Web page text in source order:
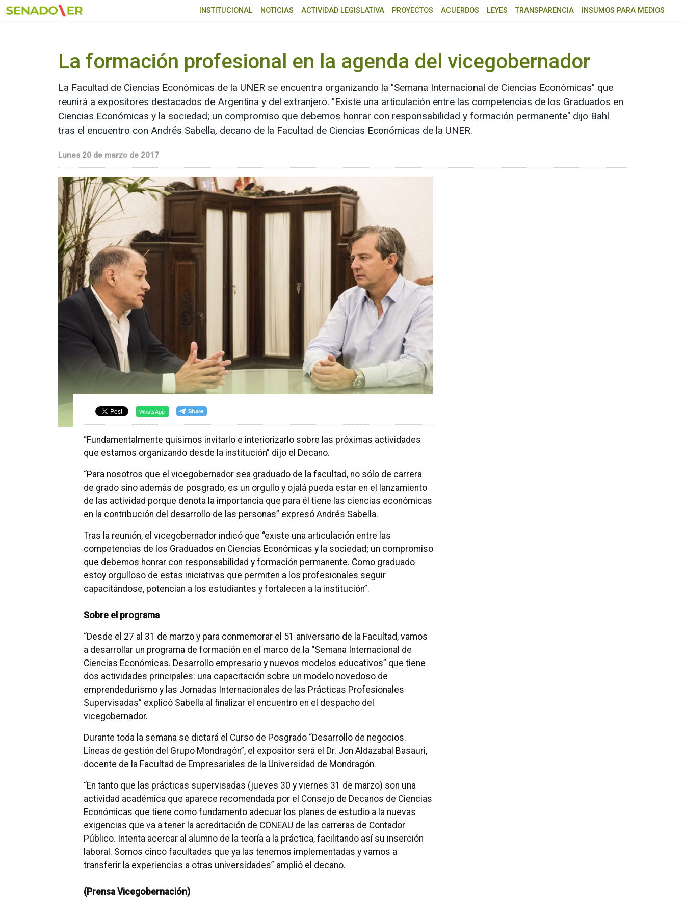
Ir al menú principal
INSTITUCIONAL NOTICIAS ACTIVIDAD LEGISLATIVA PROYECTOS ACUERDOS LEYES TRANSPARENCIA INSUMOS PARA MEDIOS
La formación profesional en la agenda del vicegobernador
La Facultad de Ciencias Económicas de la UNER se encuentra organizando la "Semana Internacional de Ciencias Económicas" que
reunirá a expositores destacados de Argentina y del extranjero. "Existe una articulación entre las competencias de los Graduados en
Ciencias Económicas y la sociedad; un compromiso que debemos honrar con responsabilidad y formación permanente" dijo Bahl
tras el encuentro con Andrés Sabella, decano de la Facultad de Ciencias Económicas de la UNER.
Lunes 20 de marzo de 2017
WhatsApp
“Fundamentalmente quisimos invitarlo e interiorizarlo sobre las próximas actividades
que estamos organizando desde la institución” dijo el Decano.
“Para nosotros que el vicegobernador sea graduado de la facultad, no sólo de carrera
de grado sino además de posgrado, es un orgullo y ojalá pueda estar en el lanzamiento
de las actividad porque denota la importancia que para él tiene las ciencias económicas
en la contribución del desarrollo de las personas” expresó Andrés Sabella.
Tras la reunión, el vicegobernador indicó que “existe una articulación entre las
competencias de los Graduados en Ciencias Económicas y la sociedad; un compromiso
que debemos honrar con responsabilidad y formación permanente. Como graduado
estoy orgulloso de estas iniciativas que permiten a los profesionales seguir
capacitándose, potencian a los estudiantes y fortalecen a la institución”.
Sobre el programa
“Desde el 27 al 31 de marzo y para conmemorar el 51 aniversario de la Facultad, vamos
a desarrollar un programa de formación en el marco de la “Semana Internacional de
Ciencias Económicas. Desarrollo empresario y nuevos modelos educativos” que tiene
dos actividades principales: una capacitación sobre un modelo novedoso de
emprendedurismo y las Jornadas Internacionales de las Prácticas Profesionales
Supervisadas” explicó Sabella al finalizar el encuentro en el despacho del
vicegobernador.
Durante toda la semana se dictará el Curso de Posgrado “Desarrollo de negocios.
Líneas de gestión del Grupo Mondragón”, el expositor será el Dr. Jon Aldazabal Basauri,
docente de la Facultad de Empresariales de la Universidad de Mondragón.
“En tanto que las prácticas supervisadas (jueves 30 y viernes 31 de marzo) son una
actividad académica que aparece recomendada por el Consejo de Decanos de Ciencias
Económicas que tiene como fundamento adecuar los planes de estudio a la nuevas
exigencias que va a tener la acreditación de CONEAU de las carreras de Contador
Público. Intenta acercar al alumno de la teoría a la práctica, facilitando así su inserción
laboral. Somos cinco facultades que ya las tenemos implementadas y vamos a
transferir la experiencias a otras universidades” amplió el decano.
(Prensa Vicegobernación)